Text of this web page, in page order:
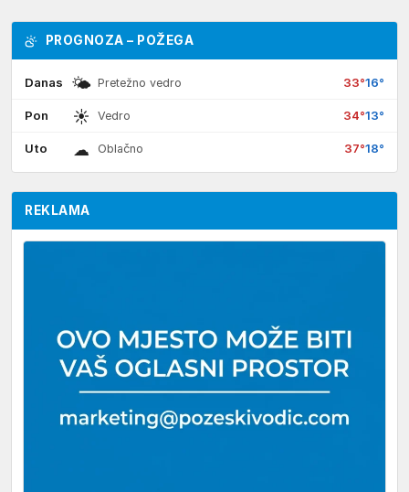
PROGNOZA – POŽEGA
Danas 🌤 Pretežno vedro 33°16°
Pon ☀ Vedro 34°13°
Uto ☁ Oblačno 37°18°
REKLAMA